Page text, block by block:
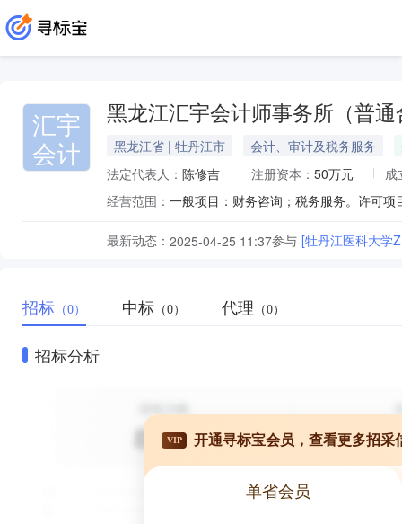
汇宇
会计
黑龙江汇宇会计师事务所（普通
黑龙江省 | 牡丹江市 会计、审计及税务服务
法定代表人： 陈修吉 注册资本： 50万元
成
经营范围： 一般项目：财务咨询；税务服务。许可项
最新动态： 2025-04-25 11:37参与 [牡丹江医科大学
招标 （0） 中标 （0） 代理 （0）
招标分析
VIP 开通寻标宝会员，查看更多招采
单省会员